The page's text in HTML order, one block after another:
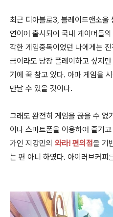
최근 디아블로3, 블레이드앤소울
연이어 출시되어 국내 게이머들
각한 게임중독이었던 나에게는
금이라도 당장 플레이하고 싶지
기에 꾹 참고 있다. 아마 게임을
만날 수 있을 것이다.
그래도 완전히 게임을 끊을 수 없
이나 스마트폰을 이용하여 즐기
가인 지강민의 와라! 편의점을 기
는 편 아니 하였다. 아이러브커피